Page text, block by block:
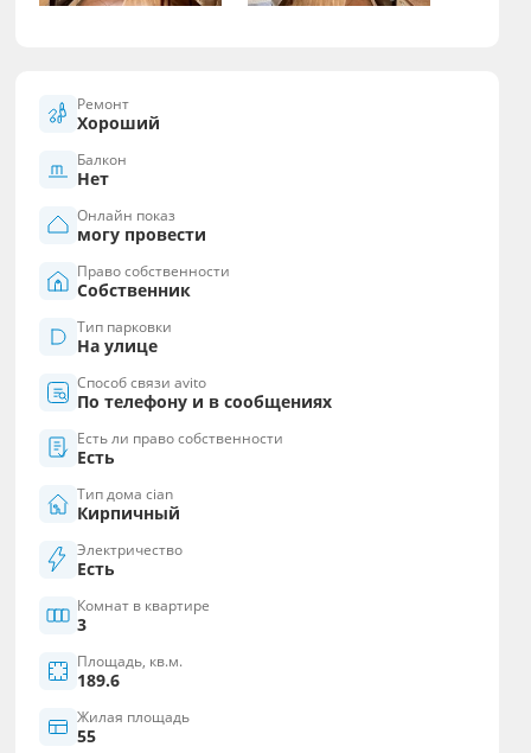
Ремонт
Хороший
Балкон
Нет
Онлайн показ
могу провести
Право собственности
Собственник
Тип парковки
На улице
Способ связи avito
По телефону и в сообщениях
Есть ли право собственности
Есть
Тип дома cian
Кирпичный
Электричество
Есть
Комнат в квартире
3
Площадь, кв.м.
189.6
Жилая площадь
55